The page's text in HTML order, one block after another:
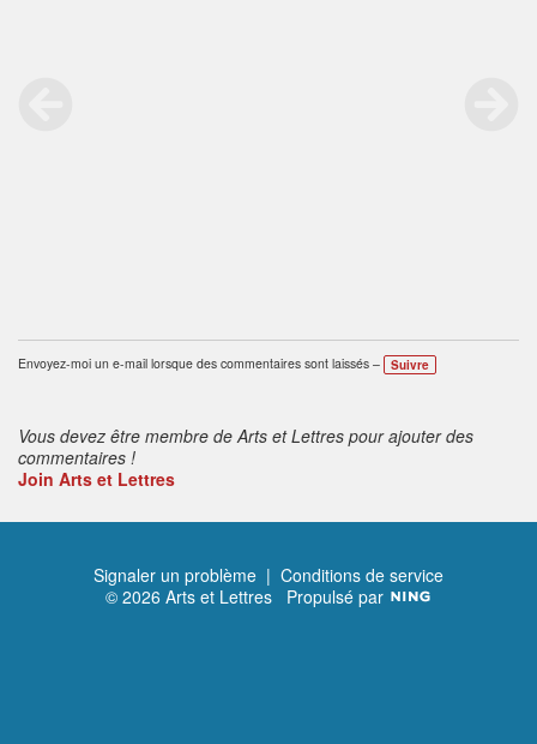
Envoyez-moi un e-mail lorsque des commentaires sont laissés – Suivre
Vous devez être membre de Arts et Lettres pour ajouter des
commentaires !
Join Arts et Lettres
Signaler un problème | Conditions de service
© 2026 Arts et Lettres Propulsé par